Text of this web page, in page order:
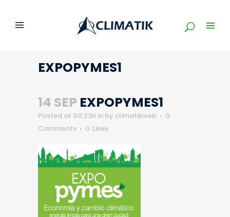
EXPOPYMES1
14 SEP EXPOPYMES1
Posted at 00:23h in by climatikweb
0
Comments
0 Likes